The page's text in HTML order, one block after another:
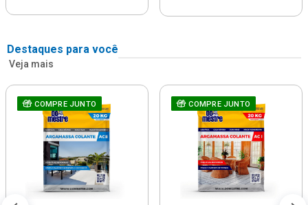
Destaques para você
Veja mais
COMPRE JUNTO COMPRE JUNTO